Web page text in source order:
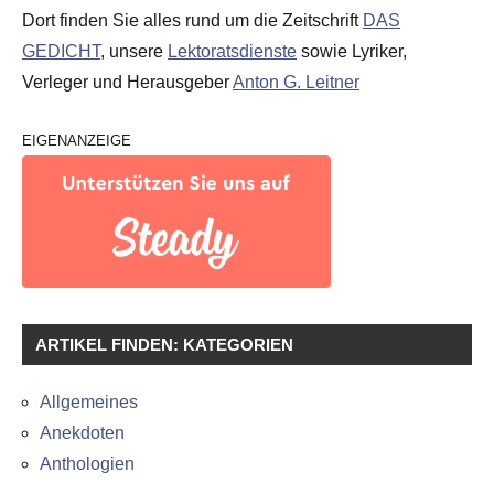
Dort finden Sie alles rund um die Zeitschrift DAS
GEDICHT, unsere Lektoratsdienste sowie Lyriker,
Verleger und HerausgeberAnton G. Leitner
EIGENANZEIGE
ARTIKEL FINDEN: KATEGORIEN
Allgemeines
Anekdoten
Anthologien